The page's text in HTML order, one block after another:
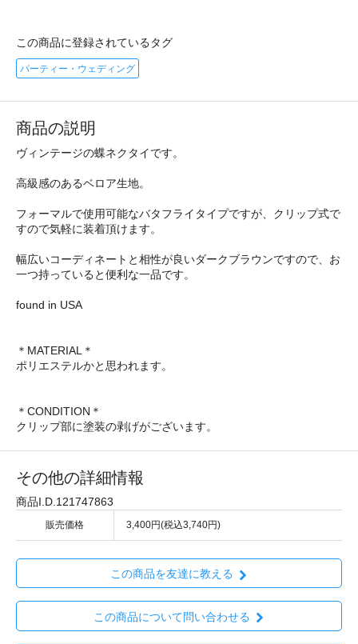
この商品に登録されているタグ
パーティー・ウェディング
商品の説明
ヴィンテージの蝶ネクタイです。
高級感のあるベロア生地。
フォーマルで使用可能なバタフライタイプですが、クリップ式で
すので気軽に装着頂けます。
幅広いコーディネートと相性が良いダークブラウンですので、お
一つ持っていると便利な一品です。
found in USA
＊MATERIAL＊
ポリエステルかと思われます。
＊CONDITION＊
クリップ部に塗装の剥げがございます。
その他の詳細情報
商品I.D.121747863
販売価格 3,400円(税込3,740円)
この商品を友達に教える
この商品について問い合わせる